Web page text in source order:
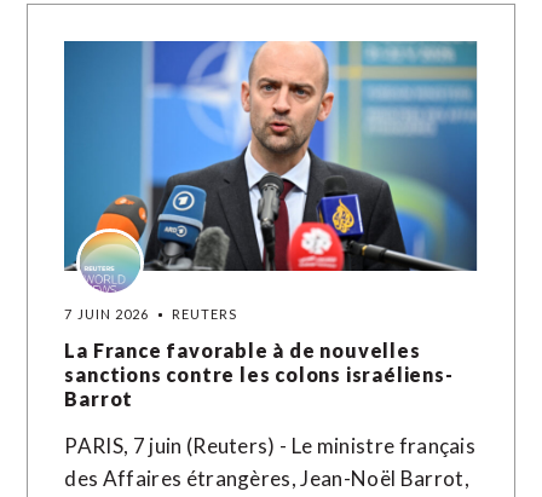
7 JUIN 2026 REUTERS
La France favorable à de nouvelles
sanctions contre les colons israéliens-
Barrot
PARIS, 7 juin (Reuters) - Le ministre français
des Affaires étrangères, Jean-Noël Barrot,